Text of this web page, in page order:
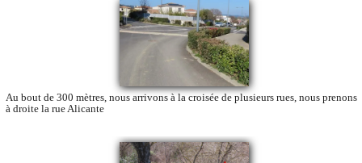
Au bout de 300 mètres, nous arrivons à la croisée de plusieurs rues, nous prenons
à droite la rue Alicante